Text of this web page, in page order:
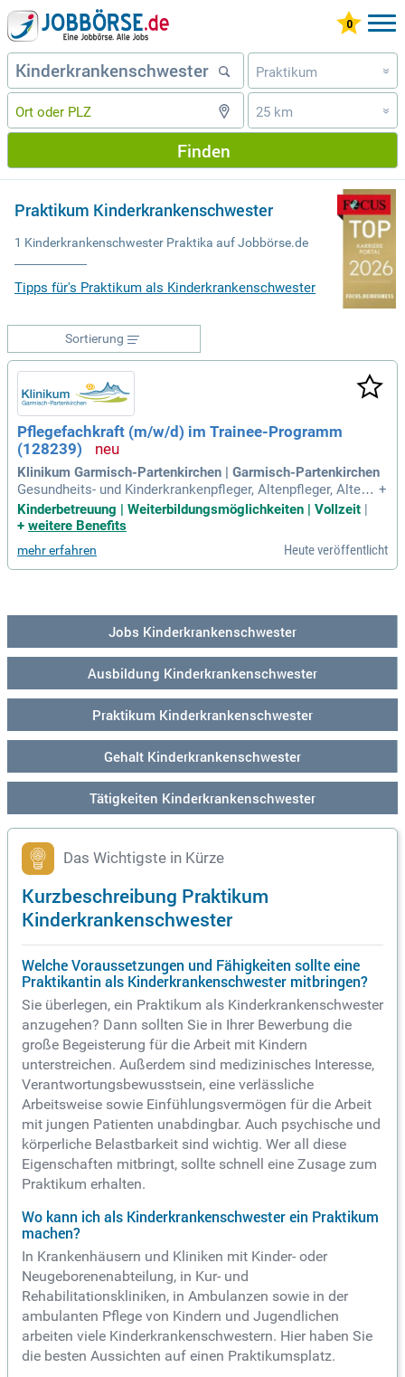
Praktikum »
25 km »
Finden
Praktikum Kinderkrankenschwester
1 Kinderkrankenschwester Praktika auf Jobbörse.de
Tipps für's Praktikum als Kinderkrankenschwester
Sortierung
Pflegefachkraft (m/w/d) im Trainee-Programm
(128239)
Klinikum Garmisch-Partenkirchen | Garmisch-Partenkirchen
Gesundheits- und Kinderkrankenpfleger, Altenpfleger, Altenp
flegerin, Krankenpfleger, Krankenschwester, Pflegefachman
n, Pflegefachfrau.
+
Kinderbetreuung | Weiterbildungsmöglichkeiten | Vollzeit |
+ weitere Benefits
mehr erfahren Heute veröffentlicht
Jobs Kinderkrankenschwester
Ausbildung Kinderkrankenschwester
Praktikum Kinderkrankenschwester
Gehalt Kinderkrankenschwester
Tätigkeiten Kinderkrankenschwester
Das Wichtigste in Kürze
Kurzbeschreibung Praktikum
Kinderkrankenschwester
Welche Voraussetzungen und Fähigkeiten sollte eine
Praktikantin als Kinderkrankenschwester mitbringen?
Sie überlegen, ein Praktikum als Kinderkrankenschwester
anzugehen? Dann sollten Sie in Ihrer Bewerbung die
große Begeisterung für die Arbeit mit Kindern
unterstreichen. Außerdem sind medizinisches Interesse,
Verantwortungsbewusstsein, eine verlässliche
Arbeitsweise sowie Einfühlungsvermögen für die Arbeit
mit jungen Patienten unabdingbar. Auch psychische und
körperliche Belastbarkeit sind wichtig. Wer all diese
Eigenschaften mitbringt, sollte schnell eine Zusage zum
Praktikum erhalten.
Wo kann ich als Kinderkrankenschwester ein Praktikum
machen?
In Krankenhäusern und Kliniken mit Kinder- oder
Neugeborenenabteilung, in Kur- und
Rehabilitationskliniken, in Ambulanzen sowie in der
ambulanten Pflege von Kindern und Jugendlichen
arbeiten viele Kinderkrankenschwestern. Hier haben Sie
die besten Aussichten auf einen Praktikumsplatz.